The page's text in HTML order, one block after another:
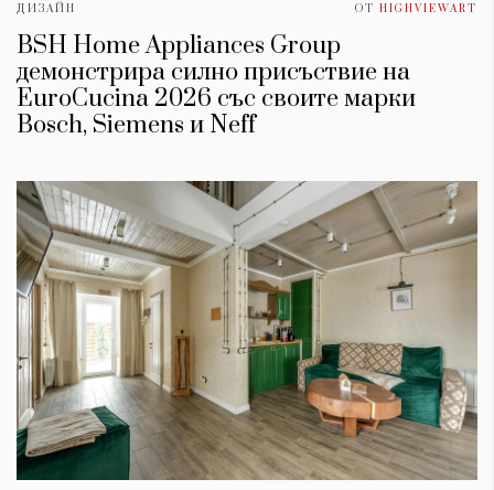
ДИЗАЙН ОТ HIGHVIEWART
BSH Home Appliances Group
демонстрира силно присъствие на
EuroCucina 2026 със своите марки
Bosch, Siemens и Neff